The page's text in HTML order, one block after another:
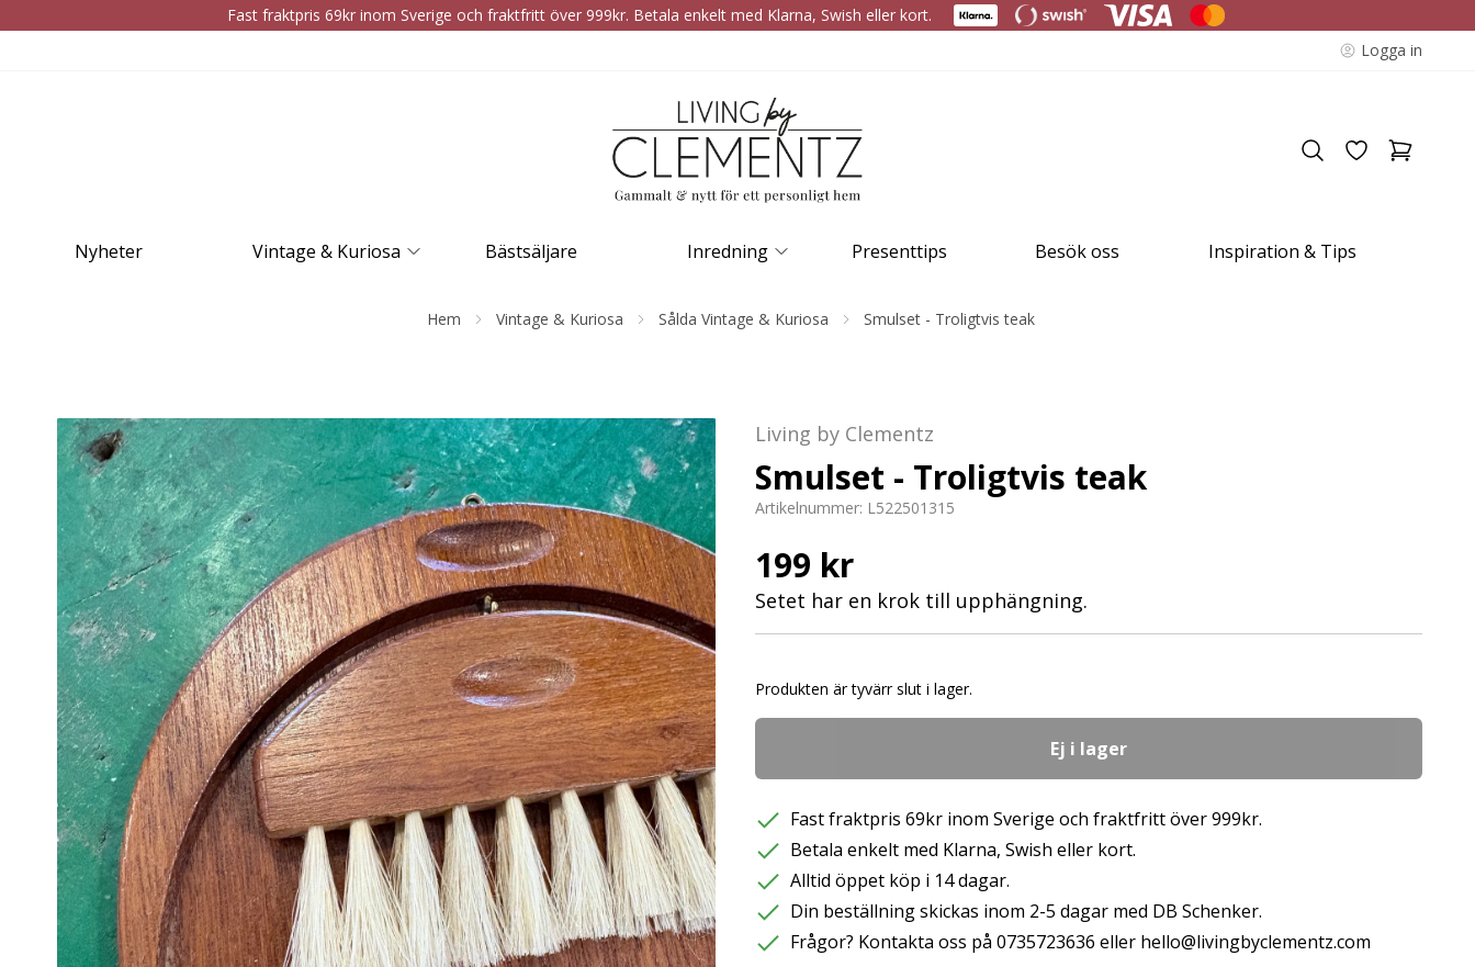
Fast fraktpris 69kr inom Sverige och fraktfritt över 999kr. Betala enkelt med Klarna, Swish eller kort.
Logga in
Nyheter Vintage & Kuriosa Bästsäljare Inredning Presenttips Besök oss Inspiration & Tips
Hem Vintage & Kuriosa Sålda Vintage & Kuriosa Smulset - Troligtvis teak
Living by Clementz
Smulset - Troligtvis teak
Artikelnummer: L522501315
199 kr
Setet har en krok till upphängning.
Produkten är tyvärr slut i lager.
Ej i lager
Fast fraktpris 69kr inom Sverige och fraktfritt över 999kr.
Betala enkelt med Klarna, Swish eller kort.
Alltid öppet köp i 14 dagar.
Din beställning skickas inom 2-5 dagar med DB Schenker.
Frågor? Kontakta oss på 0735723636 eller hello@livingbyclementz.com